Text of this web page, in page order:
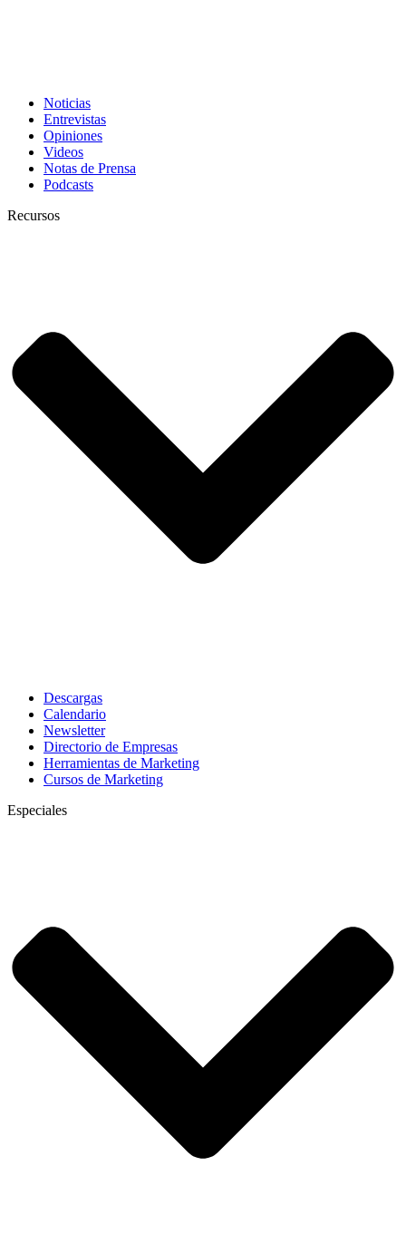
Noticias
Entrevistas
Opiniones
Videos
Notas de Prensa
Podcasts
Recursos
Descargas
Calendario
Newsletter
Directorio de Empresas
Herramientas de Marketing
Cursos de Marketing
Especiales